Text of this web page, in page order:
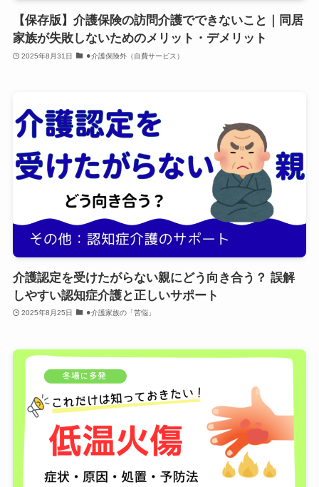
【保存版】介護保険の訪問介護でできないこと｜同居
家族が失敗しないためのメリット・デメリット
2025年8月31日 ⚫︎介護保険外（自費サービス）
介護認定を受けたがらない親にどう向き合う？ 誤解
しやすい認知症介護と正しいサポート
2025年8月25日 ⚫︎介護家族の「苦悩」